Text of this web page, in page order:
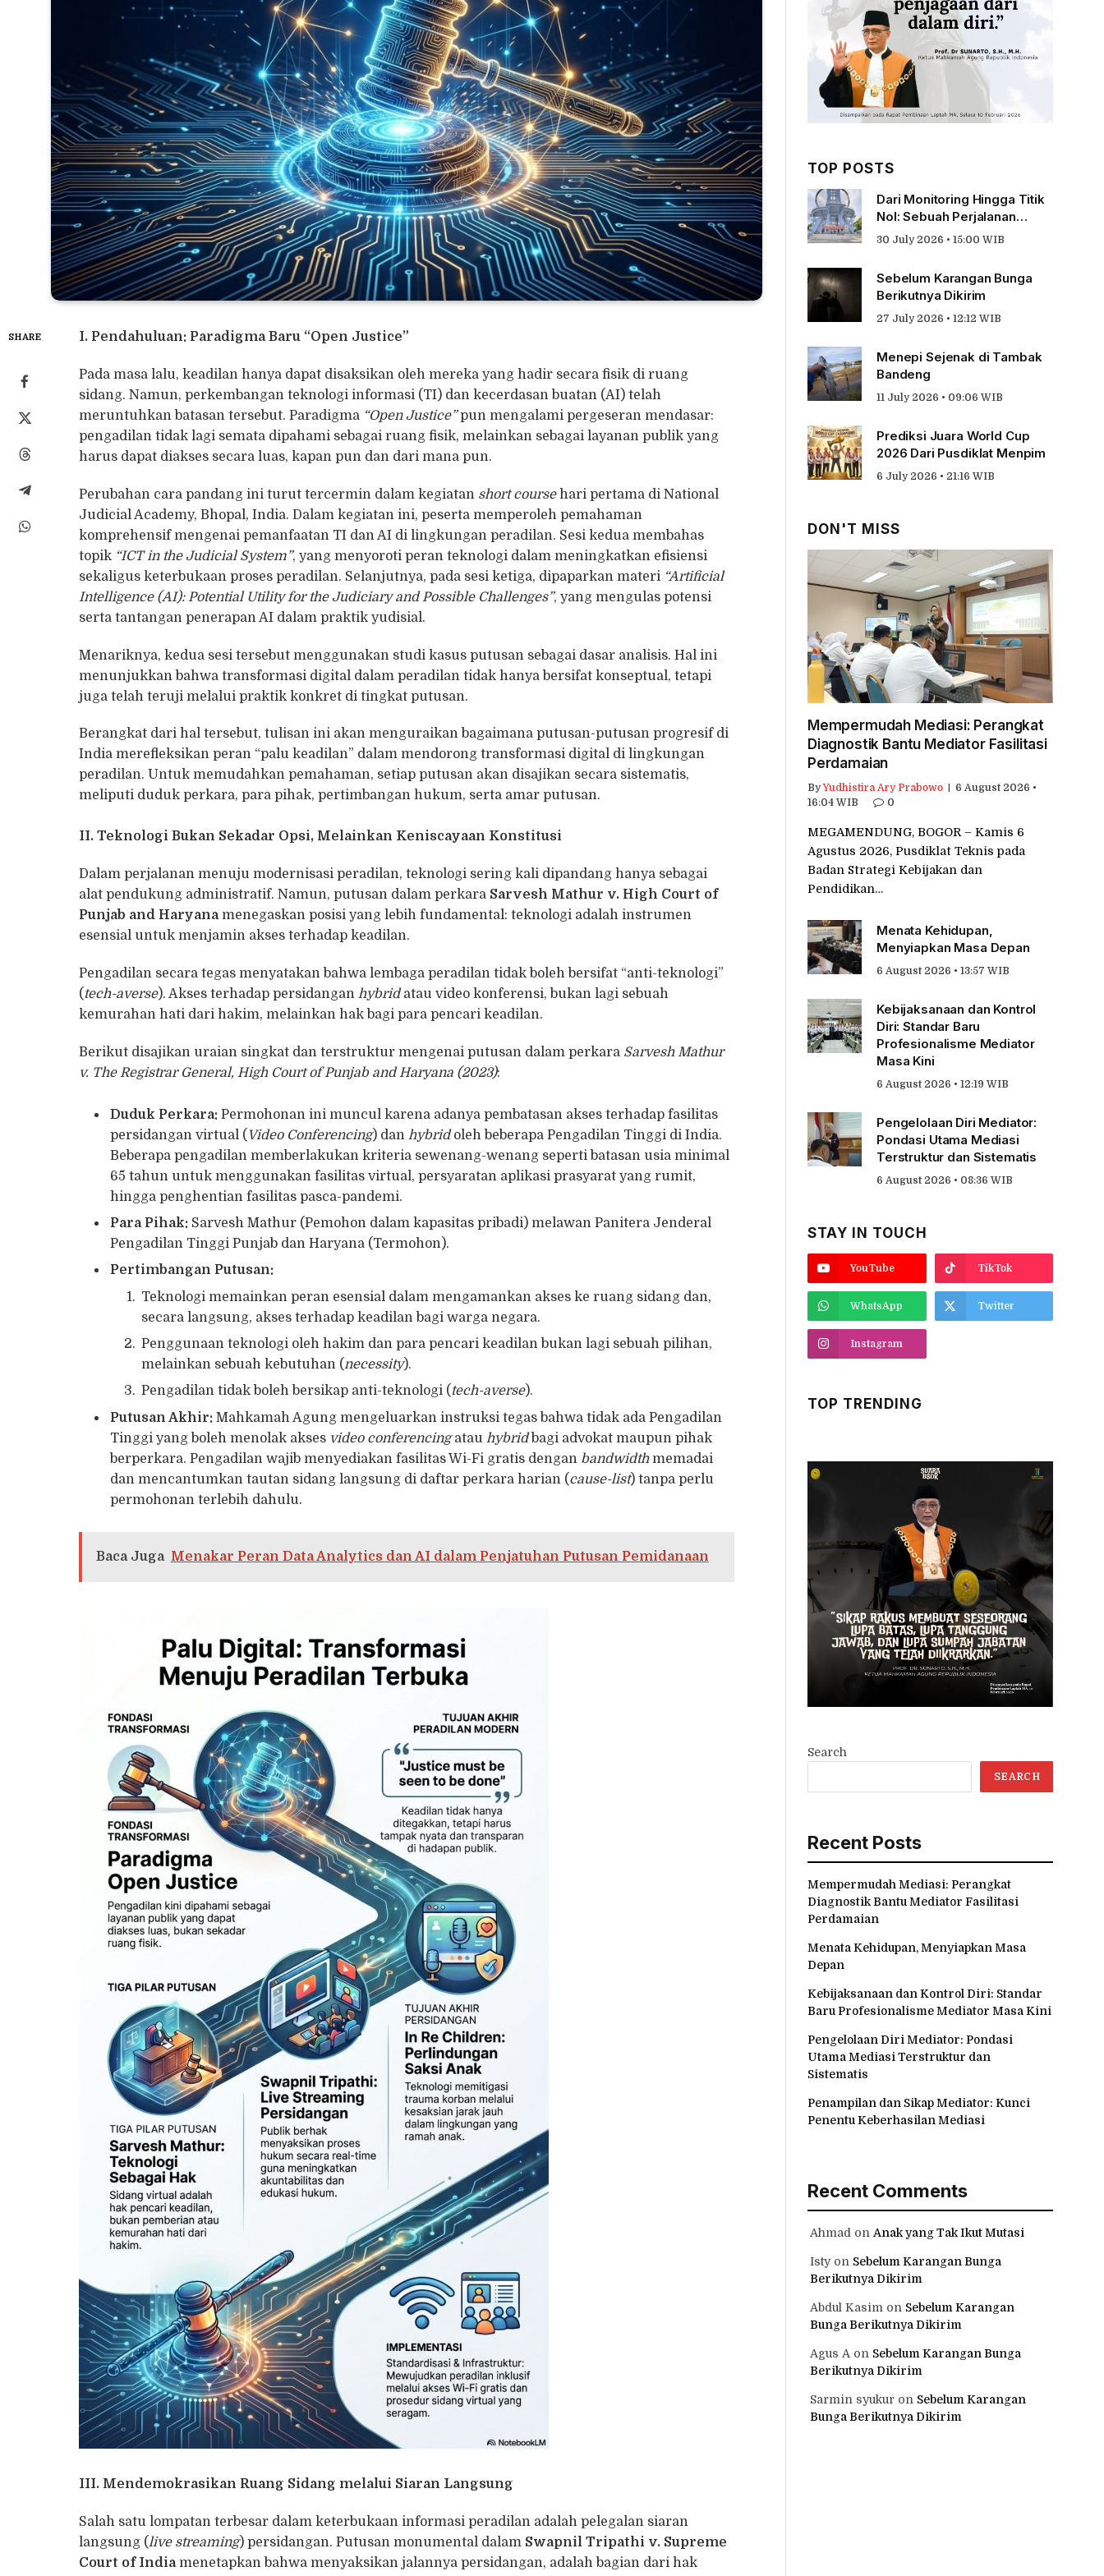
SHARE I. Pendahuluan: Paradigma Baru “Open Justice”
Pada masa lalu, keadilan hanya dapat disaksikan oleh mereka yang hadir secara fisik di ruang
sidang. Namun, perkembangan teknologi informasi (TI) dan kecerdasan buatan (AI) telah
meruntuhkan batasan tersebut. Paradigma “Open Justice”pun mengalami pergeseran mendasar:
pengadilan tidak lagi semata dipahami sebagai ruang fisik, melainkan sebagai layanan publik yang
harus dapat diakses secara luas, kapan pun dan dari mana pun.
Perubahan cara pandang ini turut tercermin dalam kegiatan short coursehari pertama di National
Judicial Academy, Bhopal, India. Dalam kegiatan ini, peserta memperoleh pemahaman
komprehensif mengenai pemanfaatan TI dan AI di lingkungan peradilan. Sesi kedua membahas
topik “ICT in the Judicial System”, yang menyoroti peran teknologi dalam meningkatkan efisiensi
sekaligus keterbukaan proses peradilan. Selanjutnya, pada sesi ketiga, dipaparkan materi “Artificial
Intelligence (AI): Potential Utility for the Judiciary and Possible Challenges”, yang mengulas potensi
serta tantangan penerapan AI dalam praktik yudisial.
Menariknya, kedua sesi tersebut menggunakan studi kasus putusan sebagai dasar analisis. Hal ini
menunjukkan bahwa transformasi digital dalam peradilan tidak hanya bersifat konseptual, tetapi
juga telah teruji melalui praktik konkret di tingkat putusan.
Berangkat dari hal tersebut, tulisan ini akan menguraikan bagaimana putusan-putusan progresif di
India merefleksikan peran “palu keadilan” dalam mendorong transformasi digital di lingkungan
peradilan. Untuk memudahkan pemahaman, setiap putusan akan disajikan secara sistematis,
meliputi duduk perkara, para pihak, pertimbangan hukum, serta amar putusan.
II. Teknologi Bukan Sekadar Opsi, Melainkan Keniscayaan Konstitusi
Dalam perjalanan menuju modernisasi peradilan, teknologi sering kali dipandang hanya sebagai
alat pendukung administratif. Namun, putusan dalam perkara Sarvesh Mathur v. High Court of
Punjab and Haryanamenegaskan posisi yang lebih fundamental: teknologi adalah instrumen
esensial untuk menjamin akses terhadap keadilan.
Pengadilan secara tegas menyatakan bahwa lembaga peradilan tidak boleh bersifat “anti-teknologi”
( tech-averse). Akses terhadap persidanganhybridatau video konferensi, bukan lagi sebuah
kemurahan hati dari hakim, melainkan hak bagi para pencari keadilan.
Berikut disajikan uraian singkat dan terstruktur mengenai putusan dalam perkara Sarvesh Mathur
v. The Registrar General, High Court of Punjab and Haryana (2023):
Duduk Perkara: Permohonan ini muncul karena adanya pembatasan akses terhadap fasilitas
persidangan virtual ( Video Conferencing) dan hybridoleh beberapa Pengadilan Tinggi di India.
Beberapa pengadilan memberlakukan kriteria sewenang-wenang seperti batasan usia minimal
65 tahun untuk menggunakan fasilitas virtual, persyaratan aplikasi prasyarat yang rumit,
hingga penghentian fasilitas pasca-pandemi.
Para Pihak: Sarvesh Mathur (Pemohon dalam kapasitas pribadi) melawan Panitera Jenderal
Pengadilan Tinggi Punjab dan Haryana (Termohon).
Pertimbangan Putusan:
Teknologi memainkan peran esensial dalam mengamankan akses ke ruang sidang dan,
secara langsung, akses terhadap keadilan bagi warga negara.
Penggunaan teknologi oleh hakim dan para pencari keadilan bukan lagi sebuah pilihan,
melainkan sebuah kebutuhan (necessity).
Pengadilan tidak boleh bersikap anti-teknologi ( tech-averse).
Putusan Akhir: Mahkamah Agung mengeluarkan instruksi tegas bahwa tidak ada Pengadilan
Tinggi yang boleh menolak akses video conferencingatauhybridbagi advokat maupun pihak
berperkara. Pengadilan wajib menyediakan fasilitas Wi-Fi gratis dengan bandwidthmemadai
dan mencantumkan tautan sidang langsung di daftar perkara harian (cause-list) tanpa perlu
permohonan terlebih dahulu.
Baca Juga Menakar Peran Data Analytics dan AI dalam Penjatuhan Putusan Pemidanaan
III. Mendemokrasikan Ruang Sidang melalui Siaran Langsung
Salah satu lompatan terbesar dalam keterbukaan informasi peradilan adalah pelegalan siaran
langsung ( live streaming) persidangan. Putusan monumental dalam Swapnil Tripathi v. Supreme
Court of India menetapkan bahwa menyaksikan jalannya persidangan, adalah bagian dari hak
TOP POSTS
Dari Monitoring Hingga Titik
Nol: Sebuah Perjalanan
Tentang Pengabdian
30 July 2026 • 15:00 WIB
Sebelum Karangan Bunga
Berikutnya Dikirim
27 July 2026 • 12:12 WIB
Menepi Sejenak di Tambak
Bandeng
11 July 2026 • 09:06 WIB
Prediksi Juara World Cup
2026 Dari Pusdiklat Menpim
6 July 2026 • 21:16 WIB
DON'T MISS
Mempermudah Mediasi: Perangkat
Diagnostik Bantu Mediator Fasilitasi
Perdamaian
By Yudhistira Ary Prabowo
6 August 2026 •
16:04 WIB
0
MEGAMENDUNG, BOGOR – Kamis 6
Agustus 2026, Pusdiklat Teknis pada
Badan Strategi Kebijakan dan
Pendidikan…
Menata Kehidupan,
Menyiapkan Masa Depan
6 August 2026 • 13:57 WIB
Kebijaksanaan dan Kontrol
Diri: Standar Baru
Profesionalisme Mediator
Masa Kini
6 August 2026 • 12:19 WIB
Pengelolaan Diri Mediator:
Pondasi Utama Mediasi
Terstruktur dan Sistematis
6 August 2026 • 08:36 WIB
STAY IN TOUCH
YouTube TikTok
WhatsApp Twitter
Instagram
TOP TRENDING
Search
SEARCH
Recent Posts
Mempermudah Mediasi: Perangkat
Diagnostik Bantu Mediator Fasilitasi
Perdamaian
Menata Kehidupan, Menyiapkan Masa
Depan
Kebijaksanaan dan Kontrol Diri: Standar
Baru Profesionalisme Mediator Masa Kini
Pengelolaan Diri Mediator: Pondasi
Utama Mediasi Terstruktur dan
Sistematis
Penampilan dan Sikap Mediator: Kunci
Penentu Keberhasilan Mediasi
Recent Comments
Ahmad on Anak yang Tak Ikut Mutasi
Istyon Sebelum Karangan Bunga
Berikutnya Dikirim
Abdul Kasim on Sebelum Karangan
Bunga Berikutnya Dikirim
Agus A on Sebelum Karangan Bunga
Berikutnya Dikirim
Sarmin syukur on Sebelum Karangan
Bunga Berikutnya Dikirim